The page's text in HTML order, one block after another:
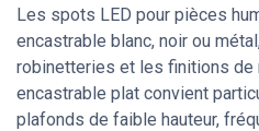
Les spots LED pour pièces
encastrable blanc, noir ou
robinetteries et les finitions de
encastrable plat convient
plafonds de faible hauteur,